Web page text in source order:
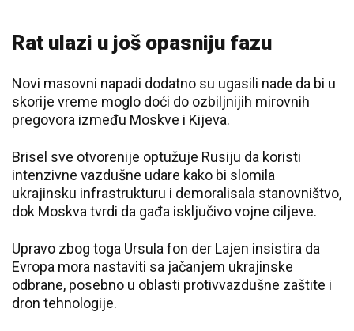
Rat ulazi u još opasniju fazu
Novi masovni napadi dodatno su ugasili nade da bi u
skorije vreme moglo doći do ozbiljnijih mirovnih
pregovora između Moskve i Kijeva.
Brisel sve otvorenije optužuje Rusiju da koristi
intenzivne vazdušne udare kako bi slomila
ukrajinsku infrastrukturu i demoralisala stanovništvo,
dok Moskva tvrdi da gađa isključivo vojne ciljeve.
Upravo zbog toga Ursula fon der Lajen insistira da
Evropa mora nastaviti sa jačanjem ukrajinske
odbrane, posebno u oblasti protivvazdušne zaštite i
dron tehnologije.